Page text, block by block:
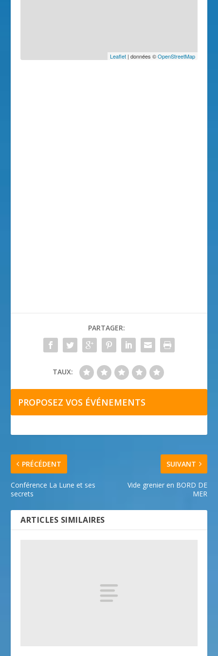
Leaflet| données ©OpenStreetMap
PARTAGER:
TAUX:
PROPOSEZ VOS ÉVÉNEMENTS
PRÉCÉDENT
Conférence La Lune et ses
secrets
SUIVANT
Vide grenier en BORD DE
MER
ARTICLES SIMILAIRES